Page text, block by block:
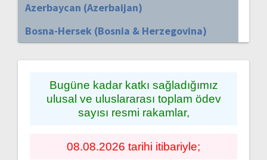
Azerbaycan (Azerbaijan)
Bosna-Hersek (Bosnia & Herzegovina)
Bugüne kadar katkı sağladığımız
ulusal ve uluslararası toplam ödev
sayısı resmi rakamlar,
08.08.2026 tarihi itibariyle;